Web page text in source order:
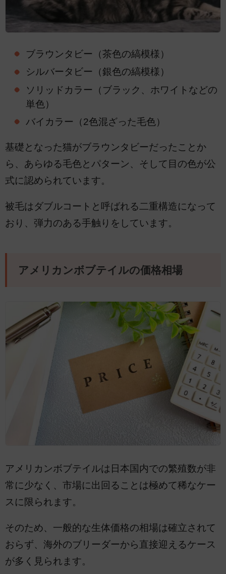
ブラウンタビー（茶色の縞模様）
シルバータビー（銀色の縞模様）
ソリッドカラー（ブラック、ホワイトなどの
単色）
バイカラー（2色混ざった毛色）
基礎となった猫がブラウンタビーだったことか
ら、あらゆる毛色とパターン、そして目の色が公
式に認められています。
被毛はダブルコートと呼ばれる二重構造になって
おり、弾力のある手触りをしています。
アメリカンボブテイルの価格相場
アメリカンボブテイルは日本国内での繁殖数が非
常に少なく、市場に出回ることは極めて稀なケー
スに限られます。
そのため、一般的な生体価格の相場は確立されて
おらず、海外のブリーダーから直接迎えるケース
が多く見られます。